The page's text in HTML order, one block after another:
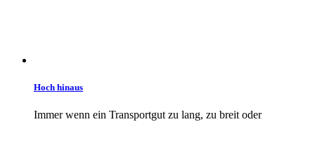
Hoch hinaus
Immer wenn ein Transportgut zu lang, zu breit oder